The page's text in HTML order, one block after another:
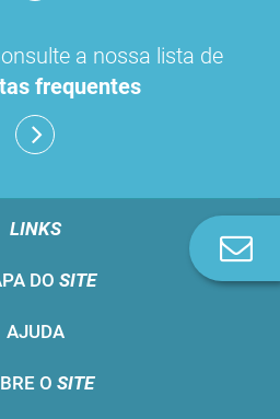
a nossa lista de
frequentes
LINKS
DO SITE
AJUDA
O SITE